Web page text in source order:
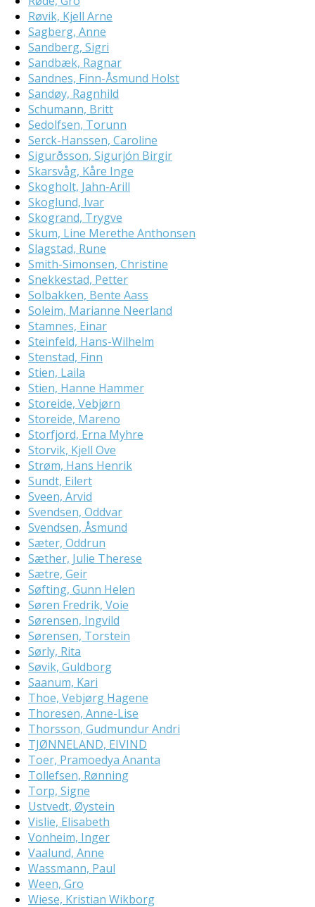
Røvik, Kjell Arne
Sagberg, Anne
Sandberg, Sigri
Sandbæk, Ragnar
Sandnes, Finn-Åsmund Holst
Sandøy, Ragnhild
Schumann, Britt
Sedolfsen, Torunn
Serck-Hanssen, Caroline
Sigurðsson, Sigurjón Birgir
Skarsvåg, Kåre Inge
Skogholt, Jahn-Arill
Skoglund, Ivar
Skogrand, Trygve
Skum, Line Merethe Anthonsen
Slagstad, Rune
Smith-Simonsen, Christine
Snekkestad, Petter
Solbakken, Bente Aass
Soleim, Marianne Neerland
Stamnes, Einar
Steinfeld, Hans-Wilhelm
Stenstad, Finn
Stien, Laila
Stien, Hanne Hammer
Storeide, Vebjørn
Storeide, Mareno
Storfjord, Erna Myhre
Storvik, Kjell Ove
Strøm, Hans Henrik
Sundt, Eilert
Sveen, Arvid
Svendsen, Oddvar
Svendsen, Åsmund
Sæter, Oddrun
Sæther, Julie Therese
Sætre, Geir
Søfting, Gunn Helen
Søren Fredrik, Voie
Sørensen, Ingvild
Sørensen, Torstein
Sørly, Rita
Søvik, Guldborg
Saanum, Kari
Thoe, Vebjørg Hagene
Thoresen, Anne-Lise
Thorsson, Gudmundur Andri
TJØNNELAND, EIVIND
Toer, Pramoedya Ananta
Tollefsen, Rønning
Torp, Signe
Ustvedt, Øystein
Vislie, Elisabeth
Vonheim, Inger
Vaalund, Anne
Wassmann, Paul
Ween, Gro
Wiese, Kristian Wikborg